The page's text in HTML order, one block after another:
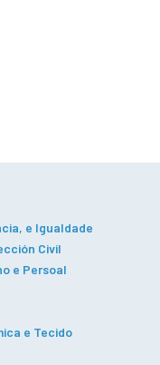
e Igualdade
Civil
e Persoal
e Tecido